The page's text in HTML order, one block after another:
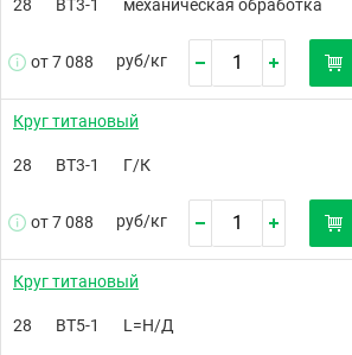
28 ВТ3-1 механическая обработка
от 7 088 руб/кг
Круг титановый
28 ВТ3-1 Г/К
от 7 088 руб/кг
Круг титановый
28 ВТ5-1 L=Н/Д